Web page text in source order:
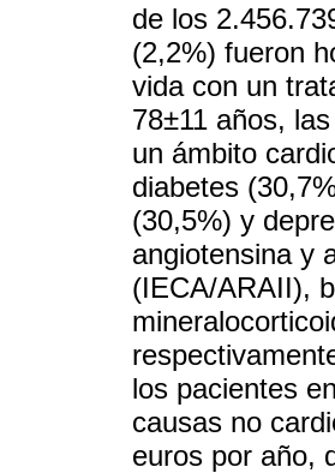
de los
(2,2%) fueron
vida con un
78±11 años,
un ámbito
diabetes
(30,5%) y
angiotensina y
(IECA/ARAII),
los pacientes
causas no
euros por año,